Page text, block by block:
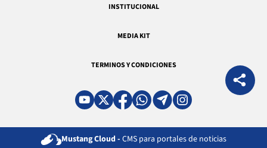
INSTITUCIONAL
MEDIA KIT
TERMINOS Y CONDICIONES
Mustang Cloud - CMS para portales de noticias